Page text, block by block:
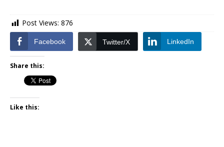
Post Views: 876
Facebook Twitter/X LinkedIn
Share this:
Like this: